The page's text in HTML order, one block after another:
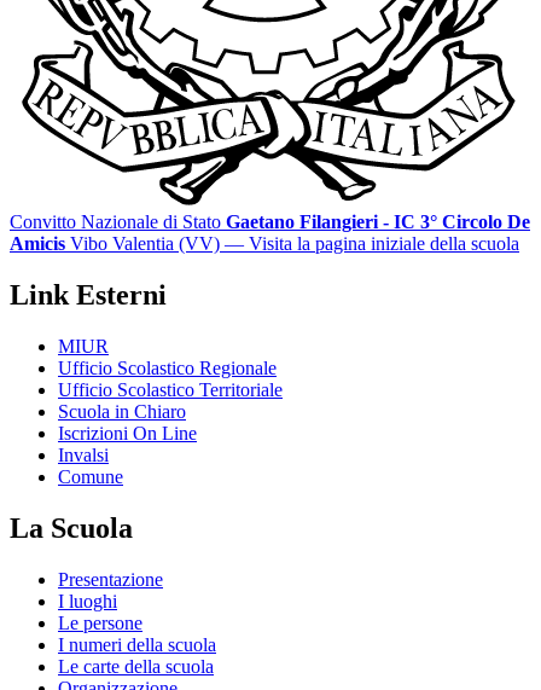
Convitto Nazionale di Stato Gaetano Filangieri - IC 3° Circolo De
Amicis Vibo Valentia (VV) — Visita la pagina iniziale della scuola
Link Esterni
MIUR
Ufficio Scolastico Regionale
Ufficio Scolastico Territoriale
Scuola in Chiaro
Iscrizioni On Line
Invalsi
Comune
La Scuola
Presentazione
I luoghi
Le persone
I numeri della scuola
Le carte della scuola